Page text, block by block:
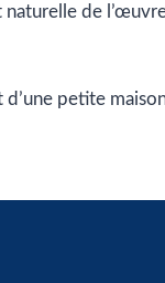
naturelle de
petite